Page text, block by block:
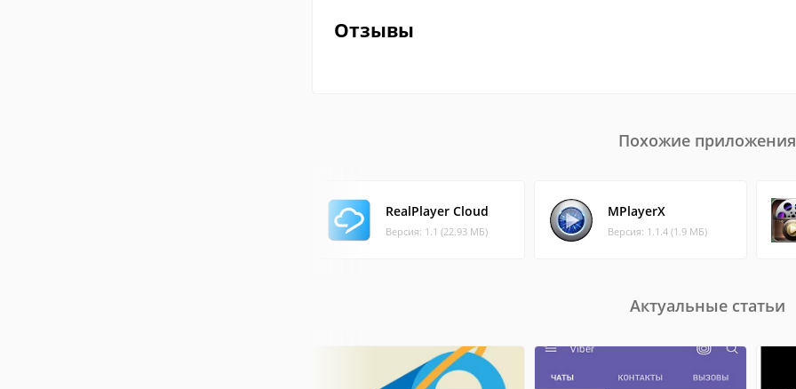
Отзывы
Похожие приложения
RealPlayer Cloud
Версия: 1.1 (22.93 МБ)
MPlayerX
Версия: 1.1.4 (1.9 МБ)
Актуальные статьи